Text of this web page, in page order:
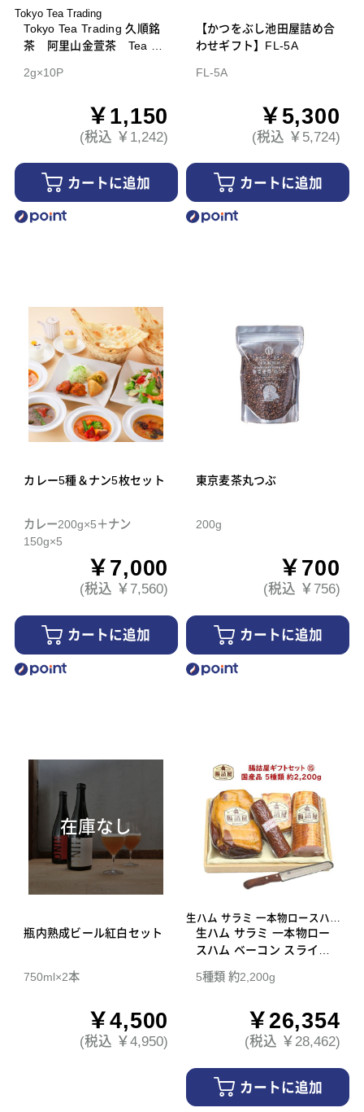
Tokyo Tea Trading
Tokyo Tea Trading 久順銘
茶 阿里山金萱茶 Tea Ba
2g×10P
￥1,150
(税込 ￥1,242)
カートに追加
【かつをぶし池田屋詰め合
わせギフト】FL-5A
FL-5A
￥5,300
(税込 ￥5,724)
カートに追加
カレー5種＆ナン5枚セット
カレー200g×5＋ナン
150g×5
￥7,000
(税込 ￥7,560)
カートに追加
東京麦茶丸つぶ
200g
￥700
(税込 ￥756)
カートに追加
在庫なし
瓶内熟成ビール紅白セット
750ml×2本
￥4,500
(税込 ￥4,950)
生ハム サラミ 一本物ロースハム
ベーコン スライスナイフ
生ハム サラミ 一本物ロー
スハム ベーコン スライス
ト 15
5種類 約2,200g
￥26,354
(税込 ￥28,462)
カートに追加